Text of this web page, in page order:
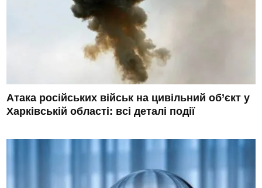
Атака російських військ на цивільний об’єкт у
Харківській області: всі деталі події